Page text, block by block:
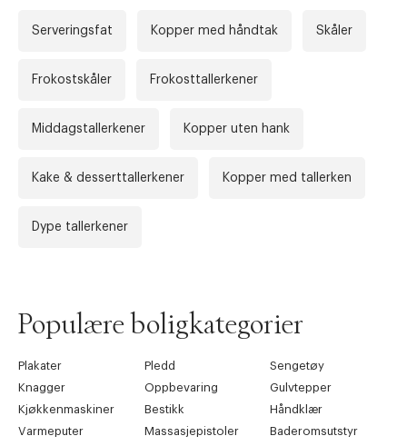
Forrige
Serveringsfat Kopper med håndtak Skåler
Frokostskåler Frokosttallerkener
Middagstallerkener Kopper uten hank
Kake & desserttallerkener Kopper med tallerken
Dype tallerkener
Populære boligkategorier
Plakater Pledd
Sengetøy
Knagger
Oppbevaring
Gulvtepper
Kjøkkenmaskiner
Bestikk
Håndklær
Varmeputer
Massasjepistoler
Baderomsutstyr